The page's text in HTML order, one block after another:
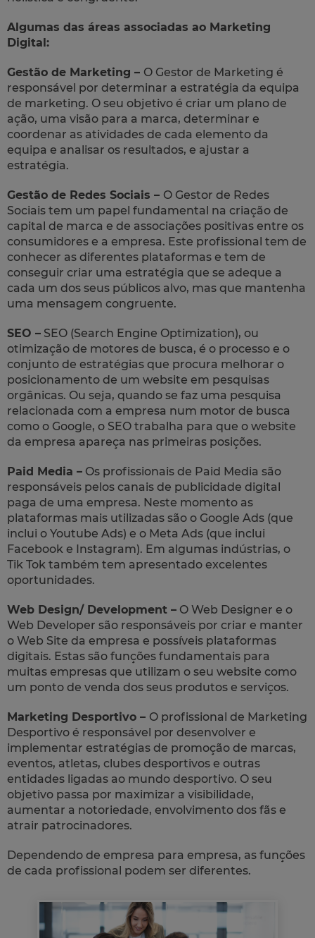
Algumas das áreas associadas ao Marketing
Digital:
Gestão de Marketing – O Gestor de Marketing é
responsável por determinar a estratégia da equipa
de marketing. O seu objetivo é criar um plano de
ação, uma visão para a marca, determinar e
coordenar as atividades de cada elemento da
equipa e analisar os resultados, e ajustar a
estratégia.
Gestão de Redes Sociais – O Gestor de Redes
Sociais tem um papel fundamental na criação de
capital de marca e de associações positivas entre os
consumidores e a empresa. Este profissional tem de
conhecer as diferentes plataformas e tem de
conseguir criar uma estratégia que se adeque a
cada um dos seus públicos alvo, mas que mantenha
uma mensagem congruente.
SEO – SEO (Search Engine Optimization), ou
otimização de motores de busca, é o processo e o
conjunto de estratégias que procura melhorar o
posicionamento de um website em pesquisas
orgânicas. Ou seja, quando se faz uma pesquisa
relacionada com a empresa num motor de busca
como o Google, o SEO trabalha para que o website
da empresa apareça nas primeiras posições.
Paid Media – Os profissionais de Paid Media são
responsáveis pelos canais de publicidade digital
paga de uma empresa. Neste momento as
plataformas mais utilizadas são o Google Ads (que
inclui o Youtube Ads) e o Meta Ads (que inclui
Facebook e Instagram). Em algumas indústrias, o
Tik Tok também tem apresentado excelentes
oportunidades.
Web Design/ Development – O Web Designer e o
Web Developer são responsáveis por criar e manter
o Web Site da empresa e possíveis plataformas
digitais. Estas são funções fundamentais para
muitas empresas que utilizam o seu website como
um ponto de venda dos seus produtos e serviços.
Marketing Desportivo – O profissional de Marketing
Desportivo é responsável por desenvolver e
implementar estratégias de promoção de marcas,
eventos, atletas, clubes desportivos e outras
entidades ligadas ao mundo desportivo. O seu
objetivo passa por maximizar a visibilidade,
aumentar a notoriedade, envolvimento dos fãs e
atrair patrocinadores.
Dependendo de empresa para empresa, as funções
de cada profissional podem ser diferentes.